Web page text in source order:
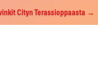
Cityn Terassioppaasta →